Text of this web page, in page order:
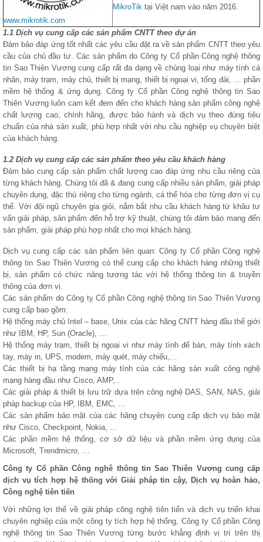
www.mikrotik.com
MikroTik tại Việt nam vào năm 2016.
1.1 Dịch vụ cung cấp các sản phẩm CNTT theo dự án
Đảm bảo đáp ứng tốt nhất các yêu cầu đặt ra về sản phẩm CNTT theo yêu
cầu của chủ đầu tư. Các sản phẩm do Công ty Cổ phần Công nghệ thông
tin Sao Thiên Vương cung cấp rất đa dạng về chủng loại như máy tính cá
nhân, máy trạm, máy chủ, thiết bị mạng, thiết bị ngoại vi, tổng đài, … phần
mềm hệ thống & ứng dụng. Công ty Cổ phần Công nghệ thông tin Sao
Thiên Vương luôn cam kết đem đến cho khách hàng sản phẩm công nghệ
chất lượng cao, chính hãng, được bảo hành và dịch vụ theo đúng tiêu
chuẩn của nhà sản xuất, phù hợp nhất với nhu cầu nghiệp vụ chuyên biệt
của khách hàng.
1.2 Dịch vụ cung cấp các sản phẩm theo yêu cầu khách hàng
Đảm bảo cung cấp sản phẩm chất lượng cao đáp ứng nhu cầu riêng của
từng khách hàng. Chúng tôi đã & đang cung cấp nhiều sản phẩm, giải pháp
chuyên dụng, đặc thù riêng cho từng ngành, cá thể hóa cho từng đơn vị cụ
thể. Với đội ngũ chuyên gia giỏi, nắm bắt nhu cầu khách hàng từ khâu tư
vấn giải pháp, sản phẩm đến hỗ trợ kỹ thuật, chúng tôi đảm bảo mang đến
sản phẩm, giải pháp phù hợp nhất cho mọi khách hàng.
Dịch vụ cung cấp các sản phẩm liên quan: Công ty Cổ phần Công nghệ
thông tin Sao Thiên Vương có thể cung cấp cho khách hàng những thiết
bị, sản phẩm có chức năng tương tác với hệ thống thông tin & truyền
thông của đơn vị.
Các sản phẩm do Công ty Cổ phần Công nghệ thông tin Sao Thiên Vương
cung cấp bao gồm:
Hệ thống máy chủ Intel – base, Unix của các hãng CNTT hàng đầu thế giới
như IBM, HP, Sun (Oracle), …
Hệ thống máy trạm, thiết bị ngoại vi như máy tính để bàn, máy tính xách
tay, máy in, UPS, modem, máy quét, máy chiếu,…
Các thiết bị hạ tầng mạng máy tính của các hãng sản xuất công nghệ
mạng hàng đầu như Cisco, AMP,..
Các giải pháp & thiết bị lưu trữ dựa trên công nghệ DAS, SAN, NAS, giải
pháp backup của HP, IBM, EMC, …
Các sản phẩm bảo mật của các hãng chuyên cung cấp dịch vụ bảo mật
như Cisco, Checkpoint, Nokia, …
Các phần mềm hệ thống, cơ sở dữ liệu và phần mềm ứng dụng của
Microsoft, Trendmicro, …
Công ty Cổ phần Công nghê thông tin Sao Thiên Vương cung cấp
dịch vụ tích hợp hệ thống với Giải pháp tin cậy, Dịch vụ hoàn hảo,
Công nghệ tiên tiến
Với những lợi thế về giải pháp công nghệ tiên tiến và dịch vụ triển khai
chuyên nghiệp của một công ty tích hợp hệ thống, Công ty Cổ phần Công
nghệ thông tin Sao Thiên Vương từng bước khẳng định vị trí trên thị